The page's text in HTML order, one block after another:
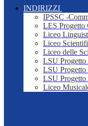
INDIRIZZI
IPSSC -
LES Progetto
Liceo
Liceo
Liceo delle
LSU
LSU Progetto
LSU
Liceo